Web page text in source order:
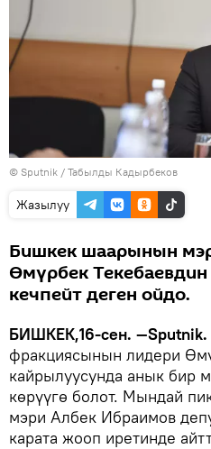
© Sputnik / Табылды Кадырбеков
Жазылуу
Бишкек шаарынын
Өмүрбек
кечпейт деген ойдо.
БИШКЕК,16-сен. —Sputnik.
фракциясынын лидери
кайрылуусунда анык бир
көрүүгө болот. Мындай
мэри Албек Ибраимов
карата жооп иретинде